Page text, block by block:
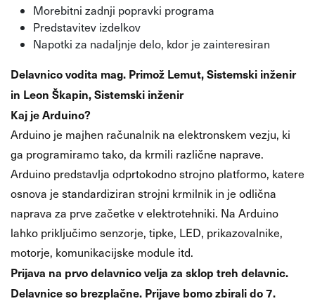
Morebitni zadnji popravki programa
Predstavitev izdelkov
Napotki za nadaljnje delo, kdor je zainteresiran
Delavnico vodita mag. Primož Lemut, Sistemski inženir
in Leon Škapin, Sistemski inženir
Kaj je Arduino?
Arduino je majhen računalnik na elektronskem vezju, ki
ga programiramo tako, da krmili različne naprave.
Arduino predstavlja odprtokodno strojno platformo, katere
osnova je standardiziran strojni krmilnik in je odlična
naprava za prve začetke v elektrotehniki. Na Arduino
lahko priključimo senzorje, tipke, LED, prikazovalnike,
motorje, komunikacijske module itd.
Prijava na prvo delavnico velja za sklop treh delavnic.
Delavnice so brezplačne. Prijave bomo zbirali do 7.